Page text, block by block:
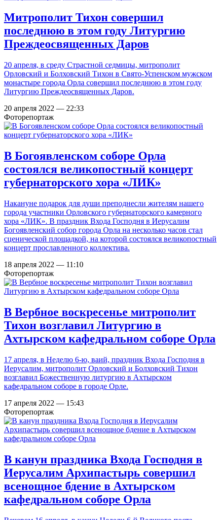
Митрополит Тихон совершил
последнюю в этом году Литургию
Преждеосвященных Даров
20 апреля, в среду Страстной седмицы, митрополит
Орловский и Болховский Тихон в Свято-Успенском мужском
монастыре города Орла совершил последнюю в этом году
Литургию Преждеосвященных Даров.
20 апреля 2022 — 22:33
Фоторепортаж
В Богоявленском соборе Орла
состоялся великопостный концерт
губернаторского хора «ЛИК»
Накануне подарок для души преподнесли жителям нашего
города участники Орловского губернаторского камерного
хора «ЛИК». В праздник Входа Господня в Иерусалим
Богоявленский собор города Орла на несколько часов стал
сценической площадкой, на которой состоялся великопостный
концерт прославленного коллектива.
18 апреля 2022 — 11:10
Фоторепортаж
В Вербное воскресенье митрополит
Тихон возглавил Литургию в
Ахтырском кафедральном соборе Орла
17 апреля, в Неделю 6-ю, ваий, праздник Входа Господня в
Иерусалим, митрополит Орловский и Болховский Тихон
возглавил Божественную литургию в Ахтырском
кафедральном соборе в городе Орле.
17 апреля 2022 — 15:43
Фоторепортаж
В канун праздника Входа Господня в
Иерусалим Архипастырь совершил
всенощное бдение в Ахтырском
кафедральном соборе Орла